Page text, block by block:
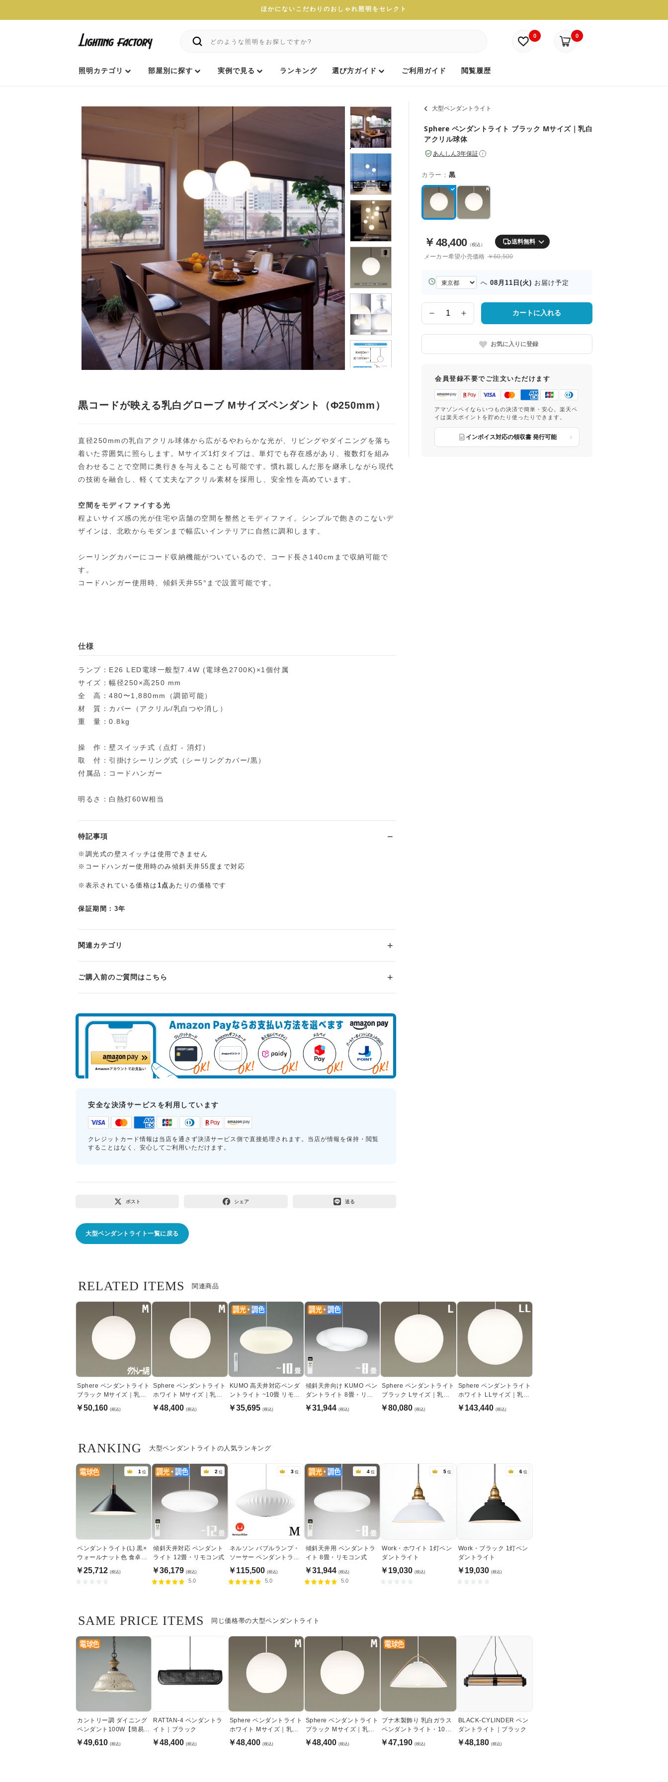
ほかにないこだわりのおしゃれ照明をセレクト
0 0
照明カテゴリ 部屋別に探す 実例で見る ランキング 選び方ガイド ご利用ガイド 閲覧履歴
大型ペンダントライト
Sphere ペンダントライト ブラック Mサイズ｜乳白
アクリル球体
あんしん3年保証 i
カラー： 黒
￥ 48,400（税込） 送料無料
メーカー希望小売価格 ￥60,500
お
届
へ 08月11日(火) お届け予定
数
量
カートに入れる
お気に入りに登録
会員登録不要でご注文いただけます
アマゾンペイならいつもの決済で簡単・安心。楽天ペ
イは楽天ポイントを貯めたり使ったりできます。
インボイス対応の領収書 発行可能
黒コードが映える乳白グローブ Mサイズペンダント（Φ250mm）
直径250mmの乳白アクリル球体から広がるやわらかな光が、リビングやダイニングを落ち
着いた雰囲気に照らします。Mサイズ1灯タイプは、単灯でも存在感があり、複数灯を組み
合わせることで空間に奥行きを与えることも可能です。慣れ親しんだ形を継承しながら現代
の技術を融合し、軽くて丈夫なアクリル素材を採用し、安全性を高めています。
空間をモディファイする光
程よいサイズ感の光が住宅や店舗の空間を整然とモディファイ。シンプルで飽きのこないデ
ザインは、北欧からモダンまで幅広いインテリアに自然に調和します。
シーリングカバーにコード収納機能がついているので、コード長さ140cmまで収納可能で
す。
コードハンガー使用時、傾斜天井55°まで設置可能です。
仕様
ランプ：E26 LED電球一般型7.4W (電球色2700K)×1個付属
サイズ：幅径250×高250 mm
全 高：480〜1,880mm（調節可能）
材 質：カバー（アクリル/乳白つや消し）
重 量：0.8kg
操 作：壁スイッチ式（点灯 - 消灯）
取 付：引掛けシーリング式（シーリングカバー/黒）
付属品：コードハンガー
明るさ：白熱灯60W相当
特記事項
※調光式の壁スイッチは使用できません
※コードハンガー使用時のみ傾斜天井55度まで対応
※表示されている価格は 1点あたりの価格です
保証期間：3年
関連カテゴリ
ご購入前のご質問はこちら
安全な決済サービスを利用しています
クレジットカード情報は当店を通さず決済サービス側で直接処理されます。当店が情報を保持・閲覧
することはなく、安心してご利用いただけます。
ポスト シェア 送る
大型ペンダントライト一覧に戻る
関連商品
RELATED ITEMS
Sphere ペンダントライト
ブラック Mサイズ｜乳白
アクリル球体・ダクトレ
ール用
￥50,160 (税込)
Sphere ペンダントライト
ホワイト Mサイズ｜乳白
アクリル球体
￥48,400 (税込)
KUMO 高天井対応ペンダ
ントライト ~10畳 リモコ
ン式 | 引掛シーリング式
￥35,695 (税込)
傾斜天井向け KUMO ペン
ダントライト 8畳・リモ
コン式
￥31,944 (税込)
Sphere ペンダントライト
ブラック Lサイズ｜乳白
アクリル球体
￥80,080 (税込)
Sphere ペンダントライト
ホワイト LLサイズ｜乳白
アクリル球体
￥143,440 (税込)
大型ペンダントライトの人気ランキング
RANKING
1 位
ペンダントライト(L) 黒×
ウォールナット色 食卓照
明 | 100W
￥25,712 (税込)
2 位
傾斜天井対応 ペンダント
ライト 12畳・リモコン式
￥36,179 (税込)
5.0
3 位
ネルソン バブルランプ・
ソーサー ペンダントライ
ト・ミディアム｜ハーマ
ンミラー
￥115,500 (税込)
5.0
4 位
傾斜天井用 ペンダントラ
イト 8畳・リモコン式
￥31,944 (税込)
5.0
5 位
Work・ホワイト 1灯ペン
ダントライト
￥19,030 (税込)
6 位
Work・ブラック 1灯ペン
ダントライト
￥19,030 (税込)
同じ価格帯の大型ペンダントライト
SAME PRICE ITEMS
カントリー調 ダイニング
ペンダント100W【簡易取
付型】
￥49,610 (税込)
RATTAN-4 ペンダントラ
イト｜ブラック
￥48,400 (税込)
Sphere ペンダントライト
ホワイト Mサイズ｜乳白
アクリル球体
￥48,400 (税込)
Sphere ペンダントライト
ブラック Mサイズ｜乳白
アクリル球体
￥48,400 (税込)
ブナ木製飾り 乳白ガラス
ペンダントライト・100W
形
￥47,190 (税込)
BLACK-CYLINDER ペン
ダントライト｜ブラック
￥48,180 (税込)